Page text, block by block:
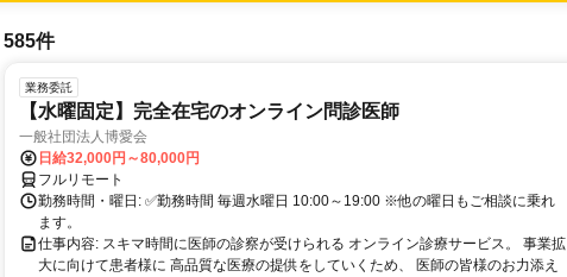
585件
業務委託
【水曜固定】完全在宅のオンライン問診医師
一般社団法人博愛会
日給32,000円～80,000円
フルリモート
勤務時間・曜日: ✅勤務時間 毎週水曜日 10:00～19:00 ※他の曜日もご相談に乗れ
ます。
仕事内容: スキマ時間に医師の診察が受けられる オンライン診療サービス。 事業拡
大に向けて患者様に 高品質な医療の提供をしていくため、 医師の皆様のお力添え